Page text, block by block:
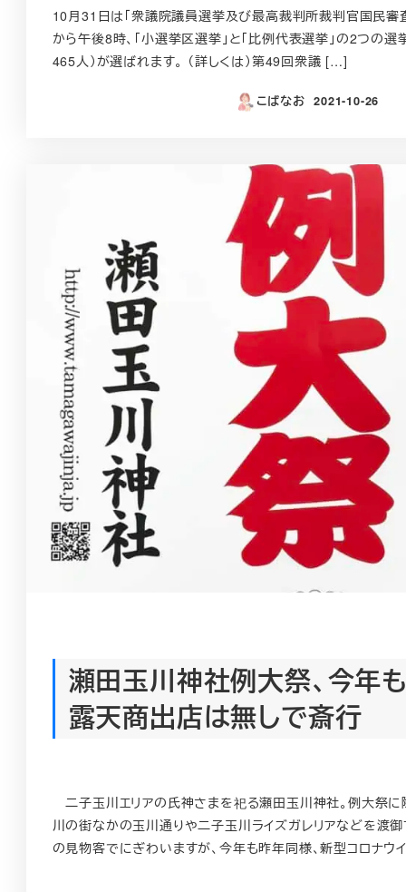
10月31日は「衆議院議員選挙及び最高裁判所裁判官国民審
から午後8時、「小選挙区選挙」と「比例代表選挙」の2つの
465人）が選ばれます。 （詳しくは）第49回衆議 […]
こばなお
投稿日
2021-10-26
瀬田玉川神社例大祭、今年
露天商出店は無しで斎行
二子玉川エリアの氏神さまを祀る瀬田玉川神社。例大祭
川の街なかの玉川通りや二子玉川ライズガレリアなどを渡
の見物客でにぎわいますが、今年も昨年同様、新型コロナ